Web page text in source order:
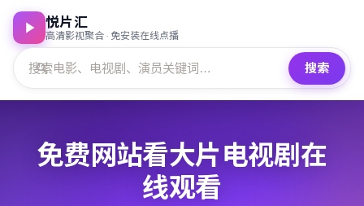
悦片汇
高清影视聚合 · 免安装在线点播
搜索
免费网站看大片电视剧在
线观看